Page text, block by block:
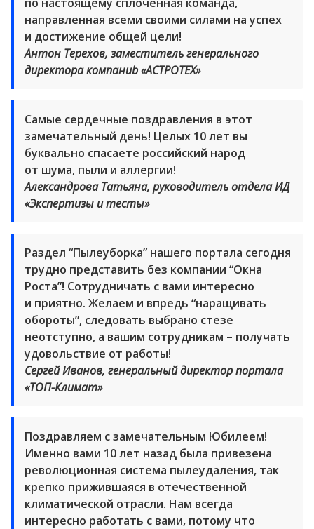
направленная всеми своими силами на успех
и достижение общей цели!
Антон Терехов, заместитель генерального
директора компаниb «АСТРОТЕХ»
Самые сердечные поздравления в этот
замечательный день! Целых 10 лет вы
буквально спасаете российский народ
от шума, пыли и аллергии!
Александрова Татьяна, руководитель отдела ИД
«Экспертизы и тесты»
Раздел “Пылеуборка” нашего портала сегодня
трудно представить без компании “Окна
Роста”! Сотрудничать с вами интересно
и приятно. Желаем и впредь “наращивать
обороты”, следовать выбрано стезе
неотступно, а вашим сотрудникам – получать
удовольствие от работы!
Сергей Иванов, генеральный директор портала
«ТОП-Климат»
Поздравляем с замечательным Юбилеем!
Именно вами 10 лет назад была привезена
революционная система пылеудаления, так
крепко прижившаяся в отечественной
климатической отрасли. Нам всегда
интересно работать с вами, потому что